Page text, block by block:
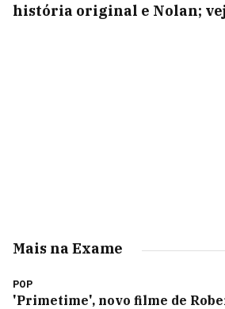
história original e Nolan;
Mais na Exame
POP
'Primetime', novo filme de